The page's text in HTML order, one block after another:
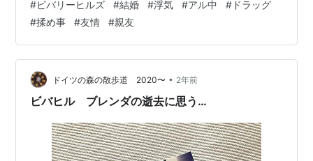
られなくなっていた。 だってさ 当時日本での放送は 深
夜過ぎでの放送だったし ビデオに録画予約していても 録
画予約時間がズレたりして その時間まで起きて待ってい
ないと 録画できるかどうかが 判らなかったものだ。 今
では自動…
#ビバリーヒルズ #結婚 #浮気 #アル中 # ドラッグ
#揉め事 #友情 #親友
ドイツの森の散歩道 2020〜 • 2年前
ビバヒル ブレンダの逝去に思う…